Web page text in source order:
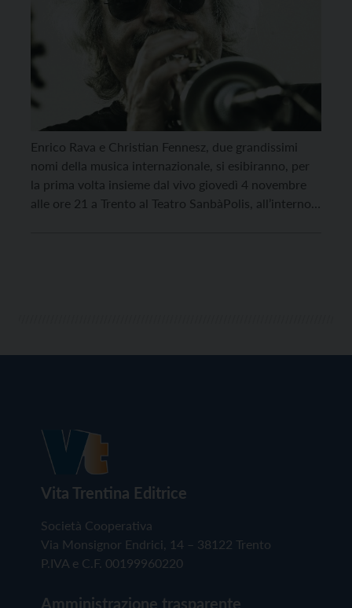
Enrico Rava e Christian Fennesz, due grandissimi
nomi della musica internazionale, si esibiranno, per
la prima volta insieme dal vivo giovedì 4 novembre
alle ore 21 a Trento al Teatro SanbàPolis, all’interno
Vita Trentina Editrice
Società Cooperativa
Via Monsignor Endrici, 14 – 38122 Trento
P.IVA e C.F. 00199960220
Amministrazione trasparente